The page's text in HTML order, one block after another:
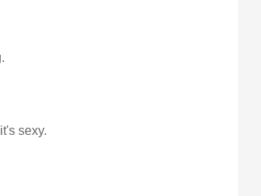
sexy.